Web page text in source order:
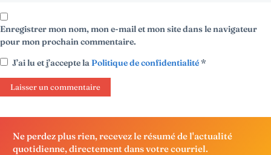
Enregistrer mon nom, mon e-mail et mon site dans le navigateur
pour mon prochain commentaire.
J’ai lu et j’accepte laPolitique de confidentialité*
Ne perdez plus rien, recevez le résumé de l'actualité
quotidienne, directement dans votre courriel.